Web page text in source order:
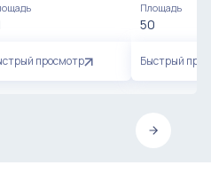
просмотр
Площадь
50
Быстрый